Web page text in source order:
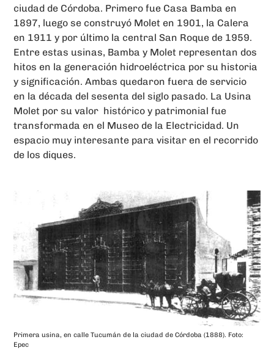
ciudad de Córdoba. Primero fue Casa Bamba en
1897, luego se construyó Molet en 1901, la Calera
en 1911 y por último la central San Roque de 1959.
Entre estas usinas, Bamba y Molet representan dos
hitos en la generación hidroeléctrica por su historia
y significación. Ambas quedaron fuera de servicio
en la década del sesenta del siglo pasado. La Usina
Molet por su valor histórico y patrimonial fue
transformada en el Museo de la Electricidad. Un
espacio muy interesante para visitar en el recorrido
de los diques.
Primera usina, en calle Tucumán de la ciudad de Córdoba (1888). Foto:
Epec